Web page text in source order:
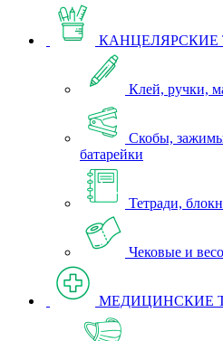
КАНЦЕЛЯРСКИЕ
Клей, ручки,
Скобы,
батарейки
Тетради,
Чековые и
МЕДИЦИНСКИЕ